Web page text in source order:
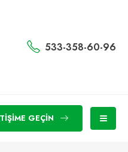
533-358-60-96
GEÇIN